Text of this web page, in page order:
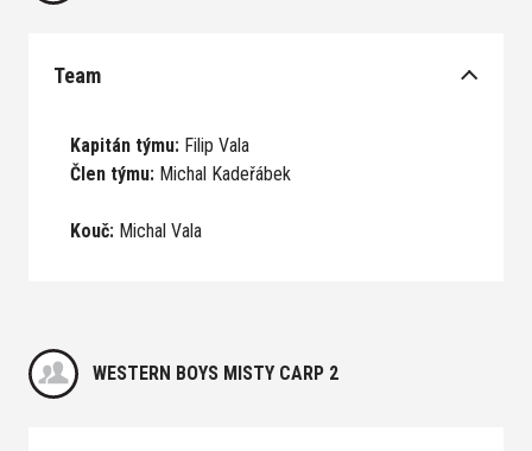
Team
Kapitán týmu: Filip Vala
Člen týmu: Michal Kadeřábek
Kouč: Michal Vala
WESTERN BOYS MISTY CARP 2